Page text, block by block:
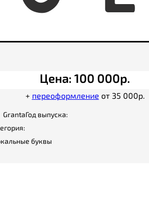
Цена: 100 000р.
+ переоформление от 35 000р.
GrantaГод выпуска:
буквы